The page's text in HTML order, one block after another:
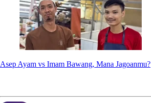
Asep Ayam vs Imam Bawang, Mana Jagoanmu?